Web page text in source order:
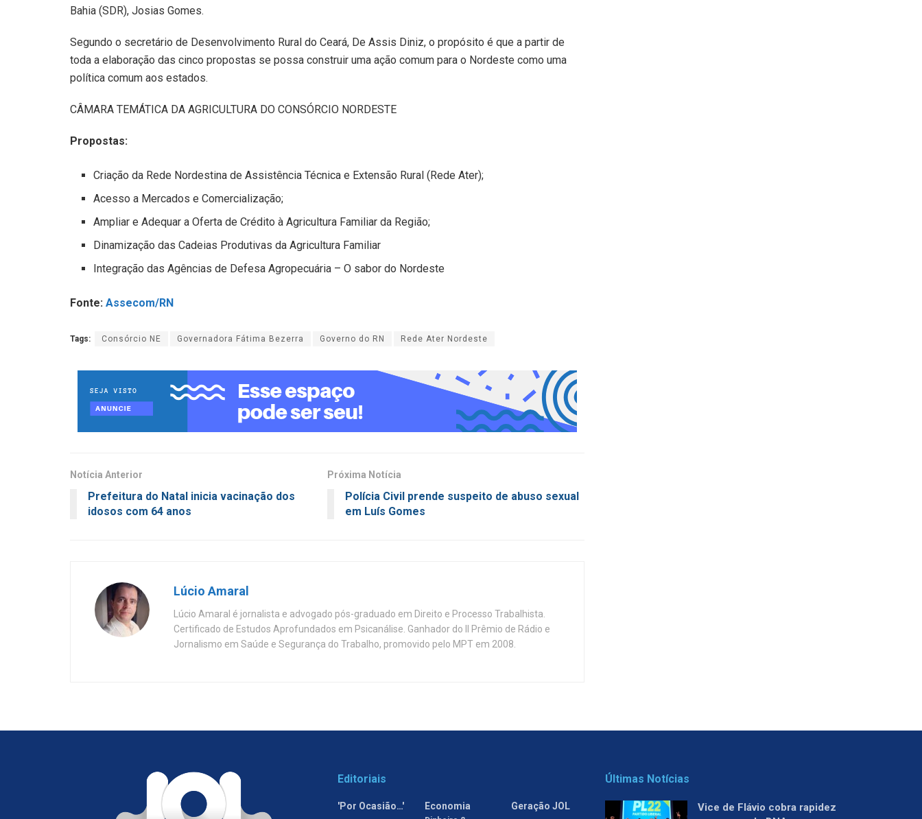
Bahia (SDR), Josias Gomes.
Segundo o secretário de Desenvolvimento Rural do Ceará, De Assis Diniz, o propósito é que a partir de
toda a elaboração das cinco propostas se possa construir uma ação comum para o Nordeste como uma
política comum aos estados.
CÂMARA TEMÁTICA DA AGRICULTURA DO CONSÓRCIO NORDESTE
Propostas:
Criação da Rede Nordestina de Assistência Técnica e Extensão Rural (Rede Ater);
Acesso a Mercados e Comercialização;
Ampliar e Adequar a Oferta de Crédito à Agricultura Familiar da Região;
Dinamização das Cadeias Produtivas da Agricultura Familiar
Integração das Agências de Defesa Agropecuária – O sabor do Nordeste
Fonte: Assecom/RN
Tags: Consórcio NE Governadora Fátima Bezerra Governo do RN Rede Ater Nordeste
Notícia Anterior
Prefeitura do Natal inicia vacinação dos
idosos com 64 anos
Próxima Notícia
Polícia Civil prende suspeito de abuso sexual
em Luís Gomes
Lúcio Amaral
Lúcio Amaral é jornalista e advogado pós-graduado em Direito e Processo Trabalhista.
Certificado de Estudos Aprofundados em Psicanálise. Ganhador do II Prêmio de Rádio e
Jornalismo em Saúde e Segurança do Trabalho, promovido pelo MPT em 2008.
Editoriais
'Por Ocasião…'
Economia
Geração JOL
Últimas Notícias
Vice de Flávio cobra rapidez